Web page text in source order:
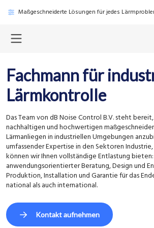
Maßgeschneiderte Lösungen für jedes
Fachmann für
Lärmkontrolle
Das Team von dB Noise Control B.V. steht
nachhaltigen und hochwertigen
Lärmanliegen in industriellen Umgebungen
umfassender Expertise in den Sektoren
können wir Ihnen vollständige Entlastung
anwendungsorientierter Beratung, Design und
Produktion, Installation und Garantie für das
national als auch international.
Kontakt aufnehmen